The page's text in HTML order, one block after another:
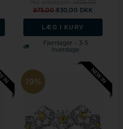
975,00830,00 DKK
LÆG I KURV
Fjernlager - 3-5
hverdage
19%